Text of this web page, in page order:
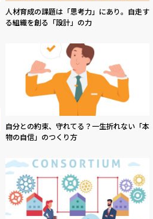
人材育成の課題は「思考力」にあり。自走す
る組織を創る「設計」の力
自分との約束、守れてる？一生折れない「本
物の自信」のつくり方